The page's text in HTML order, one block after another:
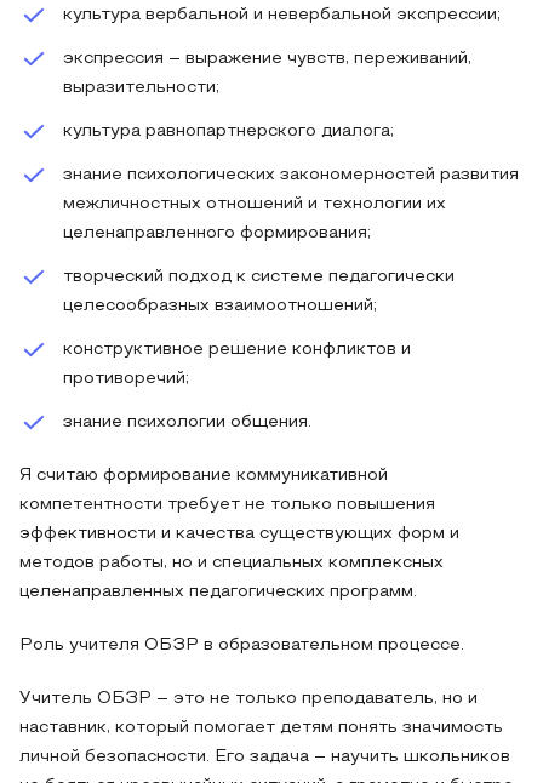
культура вербальной и невербальной экспрессии;
экспрессия – выражение чувств, переживаний,
выразительности;
культура равнопартнерского диалога;
знание психологических закономерностей развития
межличностных отношений и технологии их
целенаправленного формирования;
творческий подход к системе педагогически
целесообразных взаимоотношений;
конструктивное решение конфликтов и
противоречий;
знание психологии общения.
Я считаю формирование коммуникативной
компетентности требует не только повышения
эффективности и качества существующих форм и
методов работы, но и специальных комплексных
целенаправленных педагогических программ.
Роль учителя ОБЗР в образовательном процессе.
Учитель ОБЗР – это не только преподаватель, но и
наставник, который помогает детям понять значимость
личной безопасности. Его задача – научить школьников